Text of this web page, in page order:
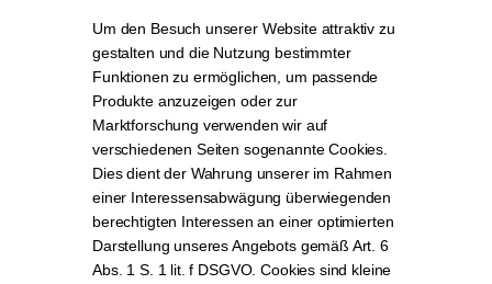
Um den Besuch unserer Website attraktiv zu
gestalten und die Nutzung bestimmter
Funktionen zu ermöglichen, um passende
Produkte anzuzeigen oder zur
Marktforschung verwenden wir auf
verschiedenen Seiten sogenannte Cookies.
Dies dient der Wahrung unserer im Rahmen
einer Interessensabwägung überwiegenden
berechtigten Interessen an einer optimierten
Darstellung unseres Angebots gemäß Art. 6
Abs. 1 S. 1 lit. f DSGVO. Cookies sind kleine